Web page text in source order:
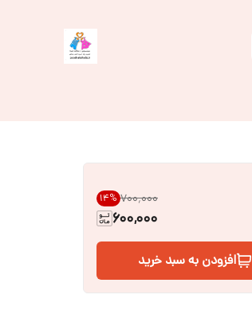
۷۰۰٬۰۰۰ 14%
600,000
افزودن به سبد خرید